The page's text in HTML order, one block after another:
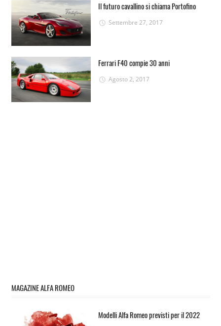
Il futuro cavallino si chiama Portofino
Settembre 27, 2017
Ferrari F40 compie 30 anni
Agosto 2, 2017
MAGAZINE ALFA ROMEO
Modelli Alfa Romeo previsti per il 2022